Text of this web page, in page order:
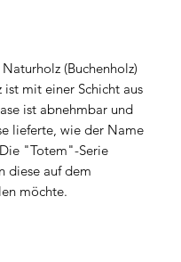
(Buchenholz)
mit einer Schicht aus
ist abnehmbar und
lieferte, wie der Name
"Totem"-Serie
diese auf dem
möchte.